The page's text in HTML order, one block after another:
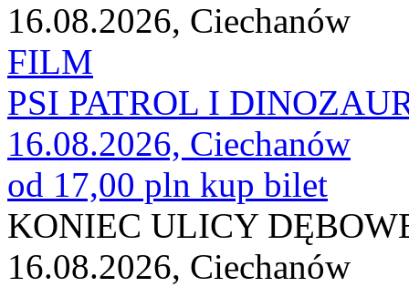
16.08.2026, Ciechanów
FILM
PSI PATROL I
16.08.2026, Ciechanów
od 17,00 pln kup bilet
KONIEC ULICY
16.08.2026, Ciechanów